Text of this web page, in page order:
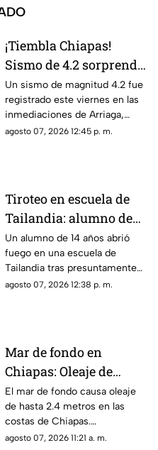
¡Tiembla Chiapas!
Sismo de 4.2 sorprende
a Arriaga este viernes 7
de agosto
Un sismo de magnitud 4.2 fue
registrado este viernes en las
inmediaciones de Arriaga,
Chiapas, de acuerdo con el
agosto 07, 2026 12:45 p. m.
Tiroteo en escuela de
Tailandia: alumno de
14 años mata a cinco
profesores, a sus
abuelos y deja decenas
de heridos
Un alumno de 14 años abrió
fuego en una escuela de
Tailandia tras presuntamente
matar a sus abuelos. El ataque
agosto 07, 2026 12:38 p. m.
Mar de fondo en
Chiapas: Oleaje de
hasta 2.4 metros alerta
a las costas del estado
El mar de fondo causa oleaje
de hasta 2.4 metros en las
costas de Chiapas.
Autoridades reportan 9
agosto 07, 2026 11:21 a. m.